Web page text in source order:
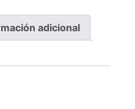
adicional